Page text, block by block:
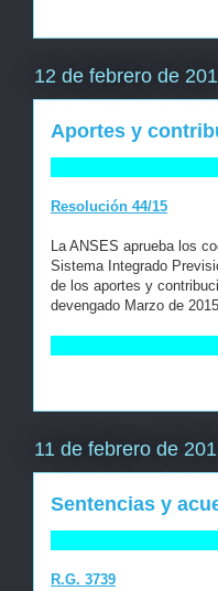
12 de febrero de
Aportes y
Resolución 44/15
La ANSES aprueba los
Sistema Integrado
de los aportes y
devengado Marzo de
11 de febrero de
Sentencias y
R.G. 3739